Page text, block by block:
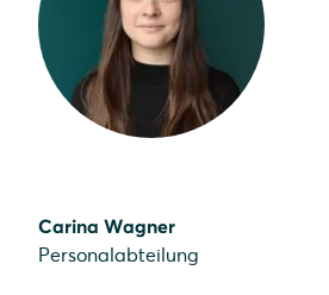
Carina Wagner
Personalabteilung